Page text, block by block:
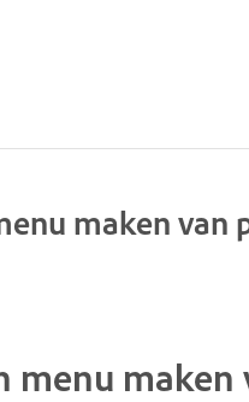
maken van
menu maken